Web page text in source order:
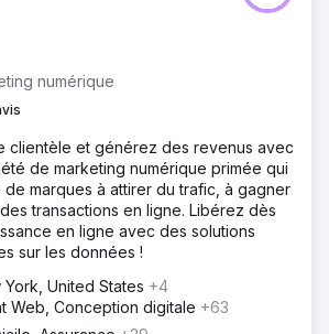
numérique
clientèle et générez des revenus avec
de marketing numérique primée qui
de marques à attirer du trafic, à gagner
transactions en ligne. Libérez dès
en ligne avec des solutions
sur les données !
United States +4
Web, Conception digitale +63